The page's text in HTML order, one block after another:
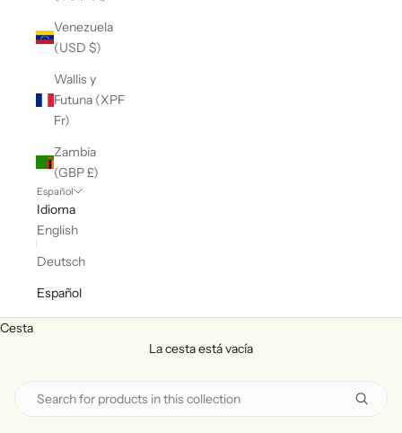
Venezuela
(USD $)
Wallis y
Futuna (XPF
Fr)
Zambia
(GBP £)
Español
Idioma
English
Deutsch
Español
Cesta
La cesta está vacía